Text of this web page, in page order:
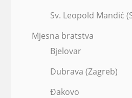
Sv. Leopold Mandić
Mjesna bratstva
Bjelovar
Dubrava (Zagreb)
Đakovo